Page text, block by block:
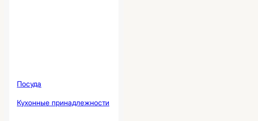
Посуда
Кухонные принадлежности